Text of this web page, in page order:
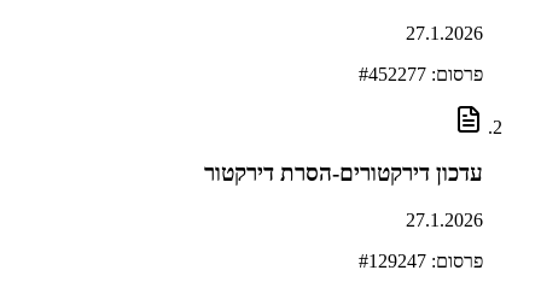
27.1.2026
פרסום: # 452277
עדכון דירקטורים-הסרת דירקטור
27.1.2026
פרסום: # 129247